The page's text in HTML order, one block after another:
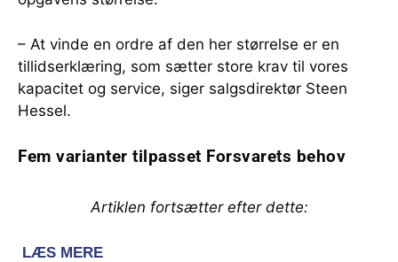
– At vinde en ordre af den her størrelse er en
tillidserklæring, som sætter store krav til vores
kapacitet og service, siger salgsdirektør Steen
Hessel.
Fem varianter tilpasset Forsvarets behov
Artiklen fortsætter efter dette: